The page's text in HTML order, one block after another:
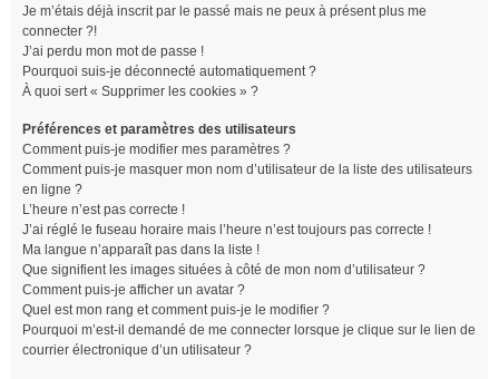
Je m’étais déjà inscrit par le passé mais ne peux à présent plus me
connecter ?!
J’ai perdu mon mot de passe !
Pourquoi suis-je déconnecté automatiquement ?
À quoi sert « Supprimer les cookies » ?
Préférences et paramètres des utilisateurs
Comment puis-je modifier mes paramètres ?
Comment puis-je masquer mon nom d’utilisateur de la liste des utilisateurs
en ligne ?
L’heure n’est pas correcte !
J’ai réglé le fuseau horaire mais l’heure n’est toujours pas correcte !
Ma langue n’apparaît pas dans la liste !
Que signifient les images situées à côté de mon nom d’utilisateur ?
Comment puis-je afficher un avatar ?
Quel est mon rang et comment puis-je le modifier ?
Pourquoi m’est-il demandé de me connecter lorsque je clique sur le lien de
courrier électronique d’un utilisateur ?